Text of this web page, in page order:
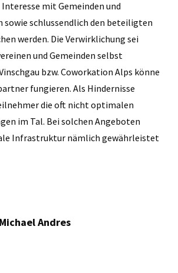
mit Gemeinden und
sowie schlussendlich den beteiligten
werden. Die Verwirklichung sei
und Gemeinden selbst
bzw. Coworkation Alps könne
fungieren. Als Hindernisse
die oft nicht optimalen
im Tal. Bei solchen Angeboten
Infrastruktur nämlich gewährleistet
Michael Andres